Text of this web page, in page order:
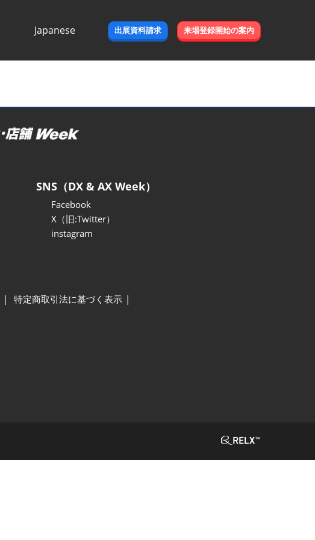
Japanese
出展資料請求 来場登録開始の案内
SNS（DX & AX Week）
Facebook
X（旧:Twitter）
instagram
特定商取引法に基づく表示